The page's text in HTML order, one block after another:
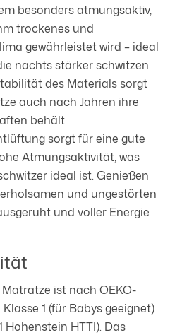
besonders atmungsaktiv,
trockenes und
gewährleistet wird – ideal
nachts stärker schwitzen.
des Materials sorgt
auch nach Jahren ihre
behält.
sorgt für eine gute
Atmungsaktivität, was
ideal ist. Genießen
und ungestörten
und voller Energie
ist nach OEKO-
Klasse 1 (für Babys geeignet)
Hohenstein HTTI). Das